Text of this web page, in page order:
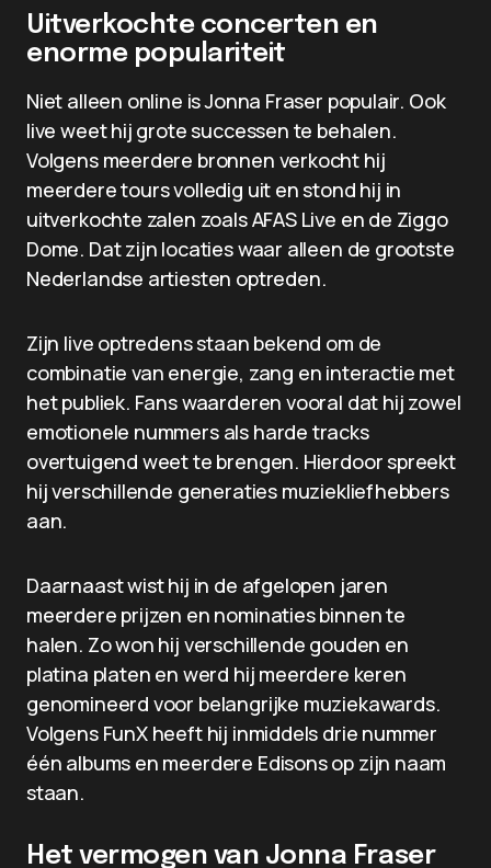
Uitverkochte concerten en
enorme populariteit
Niet alleen online is Jonna Fraser populair. Ook
live weet hij grote successen te behalen.
Volgens meerdere bronnen verkocht hij
meerdere tours volledig uit en stond hij in
uitverkochte zalen zoals AFAS Live en de Ziggo
Dome. Dat zijn locaties waar alleen de grootste
Nederlandse artiesten optreden.
Zijn live optredens staan bekend om de
combinatie van energie, zang en interactie met
het publiek. Fans waarderen vooral dat hij zowel
emotionele nummers als harde tracks
overtuigend weet te brengen. Hierdoor spreekt
hij verschillende generaties muziekliefhebbers
aan.
Daarnaast wist hij in de afgelopen jaren
meerdere prijzen en nominaties binnen te
halen. Zo won hij verschillende gouden en
platina platen en werd hij meerdere keren
genomineerd voor belangrijke muziekawards.
Volgens FunX heeft hij inmiddels drie nummer
één albums en meerdere Edisons op zijn naam
staan.
Het vermogen van Jonna Fraser